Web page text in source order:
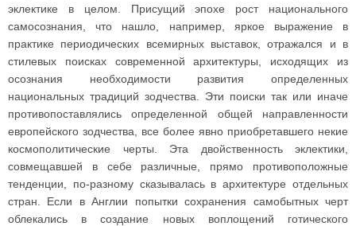
эклектике в целом. Присущий эпохе рост национального
самосознания, что нашло, например, яркое выражение в
практике периодических всемирных выставок, отражался и в
стилевых поисках современной архитектуры, исходящих из
осознания необходимости развития определенных
национальных традиций зодчества. Эти поиски так или иначе
противопоставлялись определенной общей направленности
европейского зодчества, все более явно приобретавшего некие
космополитические черты. Эта двойственность эклектики,
совмещавшей в себе различные, прямо противоположные
тенденции, по-разному сказывалась в архитектуре отдельных
стран. Если в Англии попытки сохранения самобытных черт
облекались в создание новых воплощений готического